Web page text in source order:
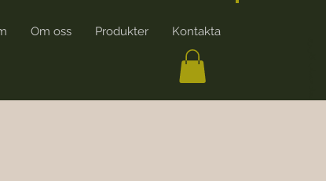
Om oss Produkter Kontakta